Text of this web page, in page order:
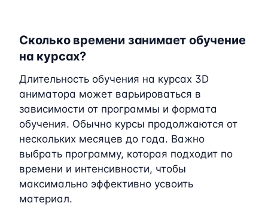
Сколько времени занимает обучение
на курсах?
Длительность обучения на курсах 3D
аниматора может варьироваться в
зависимости от программы и формата
обучения. Обычно курсы продолжаются от
нескольких месяцев до года. Важно
выбрать программу, которая подходит по
времени и интенсивности, чтобы
максимально эффективно усвоить
материал.